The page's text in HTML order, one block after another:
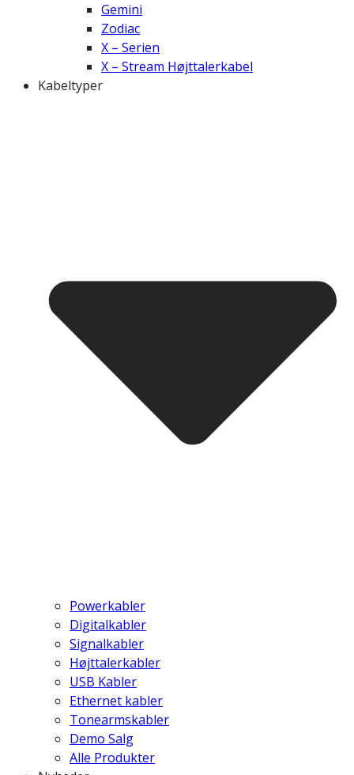
Gemini
Zodiac
X – Serien
X – Stream Højttalerkabel
Kabeltyper
Powerkabler
Digitalkabler
Signalkabler
Højttalerkabler
USB Kabler
Ethernet kabler
Tonearmskabler
Demo Salg
Alle Produkter